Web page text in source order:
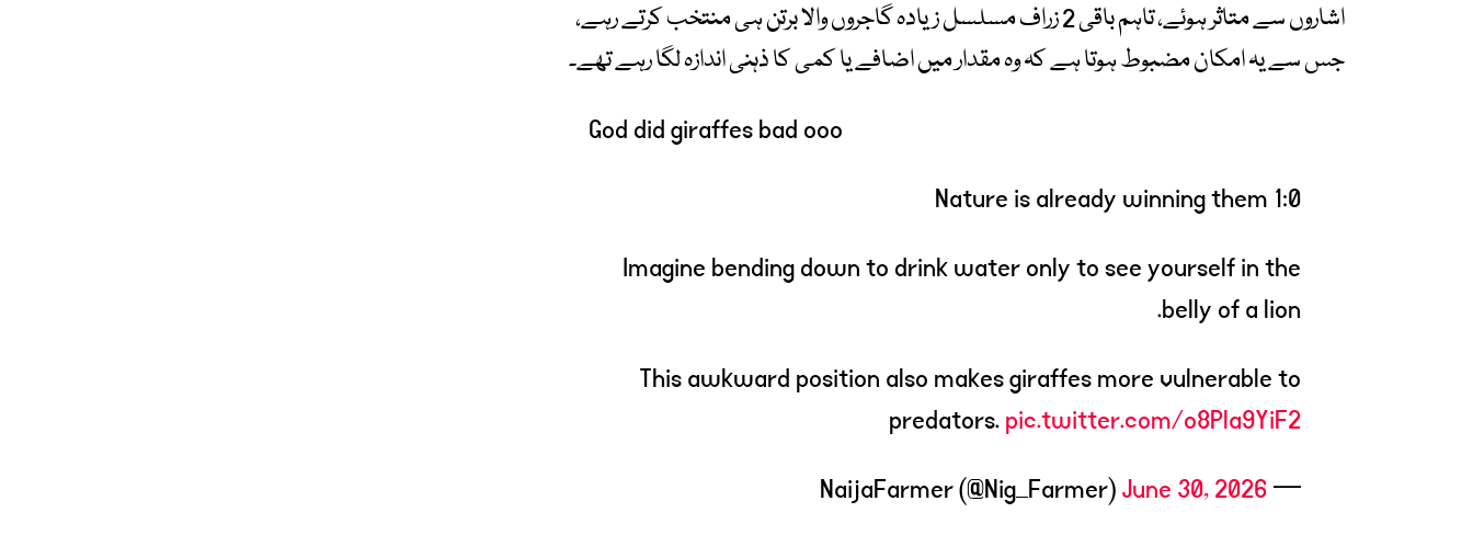
اشاروں سے متاثر ہوئے، تاہم باقی 2 زراف مسلسل زیادہ گاجروں والا برتن ہی منتخب کرتے رہے،
جس سے یہ امکان مضبوط ہوتا ہے کہ وہ مقدار میں اضافے یا کمی کا ذہنی اندازہ لگا رہے تھے۔
God did giraffes bad ooo
Nature is already winning them 1:0
Imagine bending down to drink water only to see yourself in the
belly of a lion.
This awkward position also makes giraffes more vulnerable to
predators.pic.twitter.com/o8Pla9YiF2
— NaijaFarmer (@Nig_Farmer)
June 30, 2026